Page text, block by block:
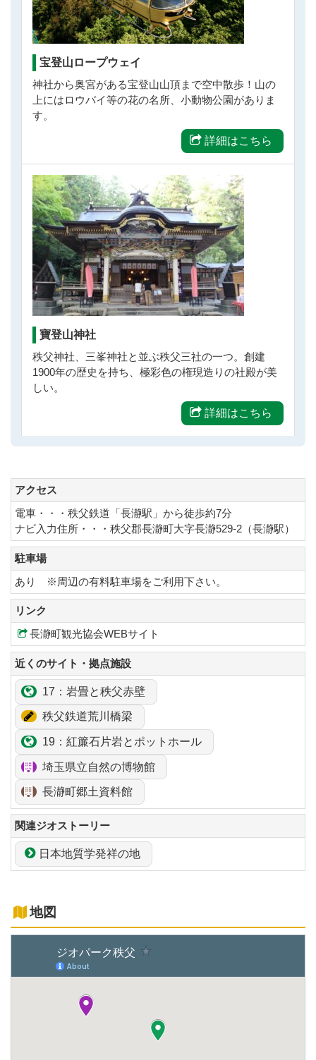
宝登山ロープウェイ
神社から奥宮がある宝登山山頂まで空中散歩！山の
上にはロウバイ等の花の名所、小動物公園がありま
す。
詳細はこちら
寶登山神社
秩父神社、三峯神社と並ぶ秩父三社の一つ。創建
1900年の歴史を持ち、極彩色の権現造りの社殿が美
しい。
詳細はこちら
アクセス
電車・・・秩父鉄道「長瀞駅」から徒歩約7分
ナビ入力住所・・・秩父郡長瀞町大字長瀞529-2（長瀞駅）
駐車場
あり ※周辺の有料駐車場をご利用下さい。
リンク
長瀞町観光協会WEBサイト
近くのサイト・拠点施設
17： 岩畳と秩父赤壁
秩父鉄道荒川橋梁
19： 紅簾石片岩とポットホール
埼玉県立自然の博物館
長瀞町郷土資料館
関連ジオストーリー
日本地質学発祥の地
地図